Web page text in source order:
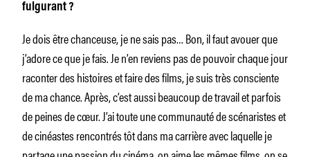
fulgurant ?
Je dois être chanceuse, je ne sais pas… Bon, il faut avouer que
j’adore ce que je fais. Je n’en reviens pas de pouvoir chaque jour
raconter des histoires et faire des films, je suis très consciente
de ma chance. Après, c’est aussi beaucoup de travail et parfois
de peines de cœur. J’ai toute une communauté de scénaristes et
de cinéastes rencontrés tôt dans ma carrière avec laquelle je